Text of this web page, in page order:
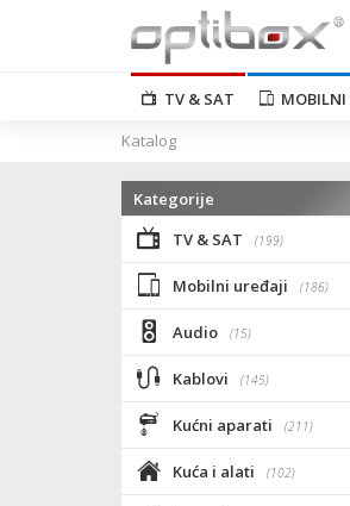
TV & SAT MOBILNI
Katalog
Kategorije
TV & SAT
(199)
Mobilni uređaji (186)
Audio (15)
Kablovi (145)
Kućni aparati (211)
Kuća i alati (102)